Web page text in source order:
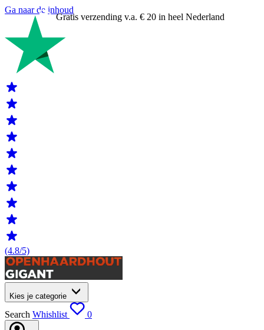
Ga naar de inhoud
Gratis verzending v.a. € 20 in heel Nederland
(4.8/5)
Kies je categorie
Search Whishlist 0